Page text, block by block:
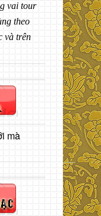
vai tour
theo
và trên
mà